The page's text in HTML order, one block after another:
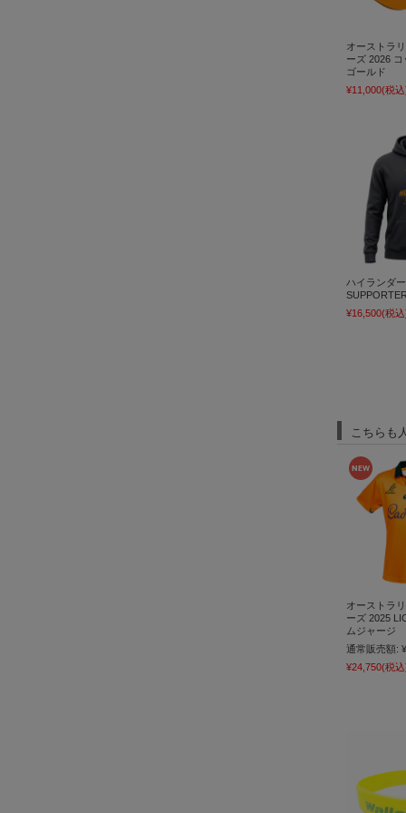
オーストラ
ーズ 2026
ゴールド
¥11,000(税
ハイランダ
¥16,500(税
こちらも
オーストラ
ーズ 2025
ムジャージ
通常販売額:
¥24,750(税